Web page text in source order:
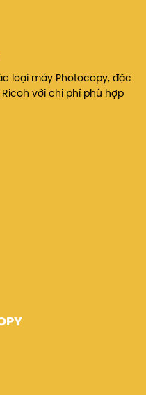
loại máy Photocopy, đặc
với chi phí phù hợp